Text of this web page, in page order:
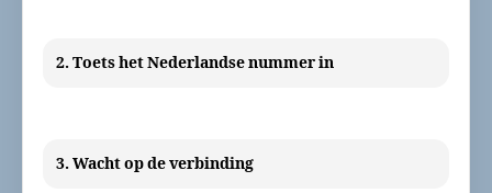
2. Toets het Nederlandse nummer in
3. Wacht op de verbinding